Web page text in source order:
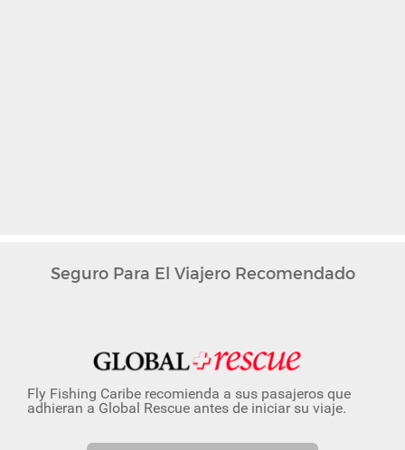
Seguro Para El Viajero Recomendado
Fly Fishing Caribe recomienda a sus pasajeros que
adhieran a Global Rescue antes de iniciar su viaje.